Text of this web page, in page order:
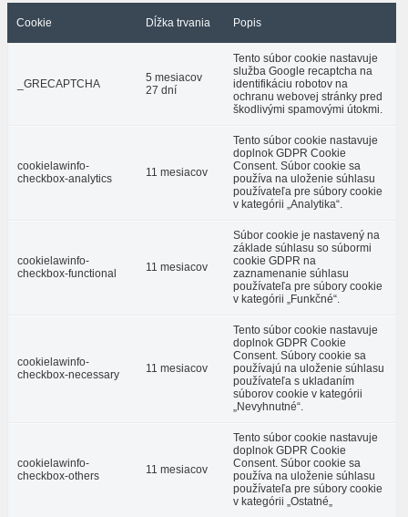
Cookie Dĺžka trvania Popis
_GRECAPTCHA
5 mesiacov
27 dní
Tento súbor cookie nastavuje
služba Google recaptcha na
identifikáciu robotov na
ochranu webovej stránky pred
škodlivými spamovými útokmi.
cookielawinfo-
checkbox-analytics
11 mesiacov
Tento súbor cookie nastavuje
doplnok GDPR Cookie
Consent. Súbor cookie sa
používa na uloženie súhlasu
používateľa pre súbory cookie
v kategórii „Analytika“.
cookielawinfo-
checkbox-functional
11 mesiacov
Súbor cookie je nastavený na
základe súhlasu so súbormi
cookie GDPR na
zaznamenanie súhlasu
používateľa pre súbory cookie
v kategórii „Funkčné“.
cookielawinfo-
checkbox-necessary
11 mesiacov
Tento súbor cookie nastavuje
doplnok GDPR Cookie
Consent. Súbory cookie sa
používajú na uloženie súhlasu
používateľa s ukladaním
súborov cookie v kategórii
„Nevyhnutné“.
cookielawinfo-
checkbox-others
11 mesiacov
Tento súbor cookie nastavuje
doplnok GDPR Cookie
Consent. Súbor cookie sa
používa na uloženie súhlasu
používateľa pre súbory cookie
v kategórii „Ostatné„